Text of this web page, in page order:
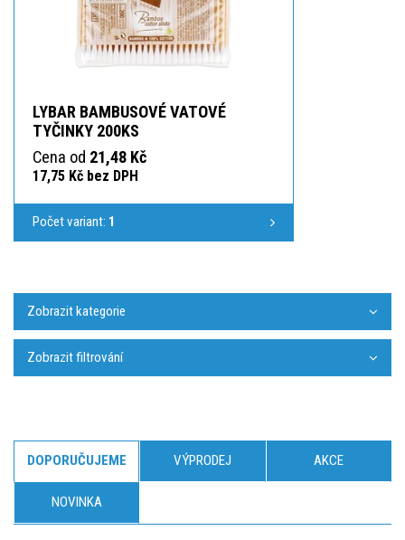
LYBAR BAMBUSOVÉ VATOVÉ
TYČINKY 200KS
Cena od 21,48 Kč
17,75 Kč bez DPH
Počet variant: 1
Zobrazit kategorie
Zobrazit filtrování
DOPORUČUJEME VÝPRODEJ AKCE
NOVINKA